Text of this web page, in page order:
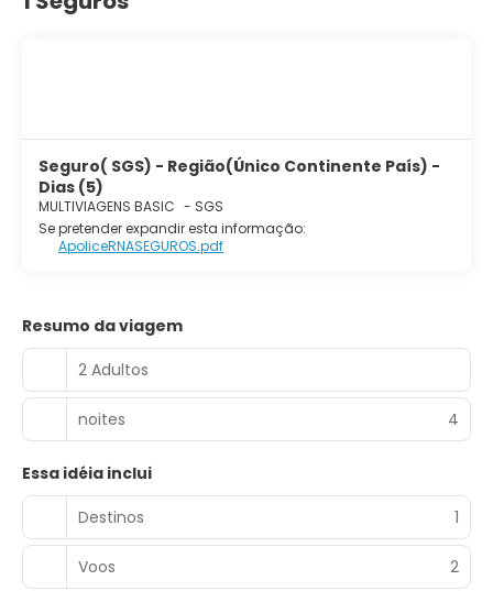
Seguro( SGS) - Região(Único Continente País) -
Dias (5)
MULTIVIAGENS BASIC - SGS
Se pretender expandir esta informação:
ApoliceRNASEGUROS.pdf
Resumo da viagem
2 Adultos
noites 4
Essa idéia inclui
Destinos
1
Voos 2